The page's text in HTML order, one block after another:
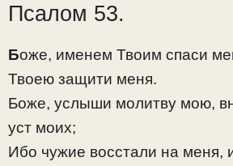
Псалом 53.
Боже, именем Твоим спаси
Твоею защити меня.
Боже, услыши молитву мою,
уст моих;
Ибо чужие восстали на меня,